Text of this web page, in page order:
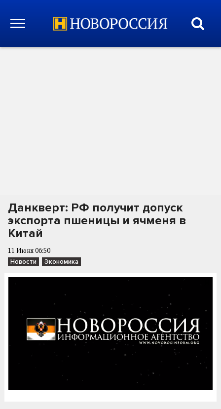
Данкверт: РФ получит допуск
экспорта пшеницы и ячменя в
Китай
11 Июня 06:50
Новости Экономика